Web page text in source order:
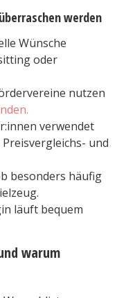
werden
Wünsche
oder
nutzen
verwendet
und
besonders häufig
läuft bequem
warum